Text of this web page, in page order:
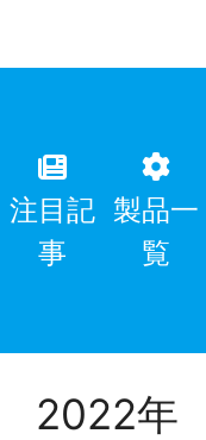
注目記
事
製品一
覧
2022年